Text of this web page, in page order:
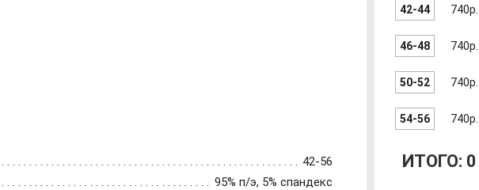
42-56
95% п/э, 5% спандекс
42-44 740р.
46-48 740р.
50-52 740р.
54-56 740р.
ИТОГО: 0